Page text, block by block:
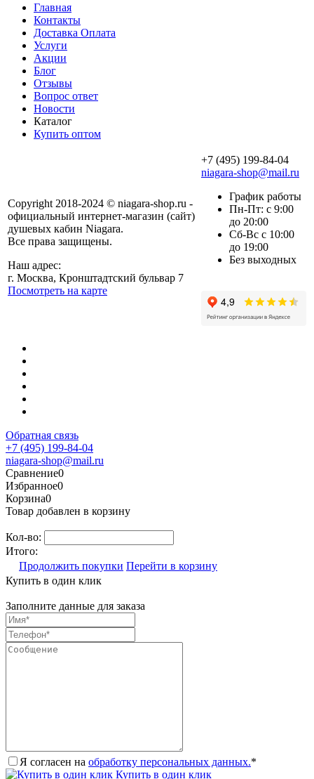
Главная
Контакты
Доставка Оплата
Услуги
Акции
Блог
Отзывы
Вопрос ответ
Новости
Каталог
Купить оптом
Copyright 2018-2024 © niagara-shop.ru -
официальный интернет-магазин (сайт)
душевых кабин Niagara.
Все права защищены.
Наш адрес:
г. Москва, Кронштадтский бульвар 7
Посмотреть на карте
+7 (495) 199-84-04
niagara-shop@mail.ru
График работы
Пн-Пт: с 9:00
до 20:00
Сб-Вс с 10:00
до 19:00
Без выходных
Обратная связь
+7 (495) 199-84-04
niagara-shop@mail.ru
Сравнение0
Избранное0
Корзина0
Товар добавлен в корзину
Кол-во:
Итого:
Продолжить покупки Перейти в корзину
Купить в один клик
Заполните данные для заказа
Я согласен на обработку персональных данных.*
Купить в один клик